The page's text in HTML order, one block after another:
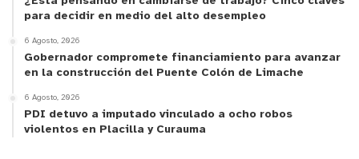
para decidir en medio del alto desempleo
6 Agosto, 2026
Gobernador compromete financiamiento para avanzar
en la construcción del Puente Colón de Limache
6 Agosto, 2026
PDI detuvo a imputado vinculado a ocho robos
violentos en Placilla y Curauma